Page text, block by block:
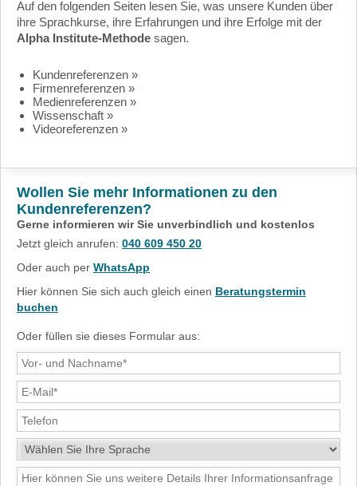
Auf den folgenden Seiten lesen Sie, was unsere Kunden über
ihre Sprachkurse, ihre Erfahrungen und ihre Erfolge mit der
Alpha Institute-Methode sagen.
Kundenreferenzen »
Firmenreferenzen »
Medienreferenzen »
Wissenschaft »
Videoreferenzen »
Wollen Sie mehr Informationen zu den
Kundenreferenzen?
Gerne informieren wir Sie unverbindlich und kostenlos
Jetzt gleich anrufen: 040 609 450 20
Oder auch per WhatsApp
Hier können Sie sich auch gleich einen Beratungstermin
buchen
Oder füllen sie dieses Formular aus: